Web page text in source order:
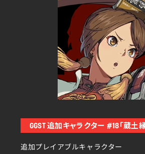
GGST 追加キャラクター #18「蔵土
追加プレイアブルキャラクター